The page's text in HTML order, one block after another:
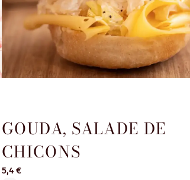
GOUDA, SALADE DE
CHICONS
5,4 €